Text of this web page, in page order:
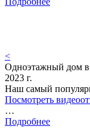
<
Одноэтажный дом в
2023 г.
Наш самый
Посмотреть
…
Подробнее